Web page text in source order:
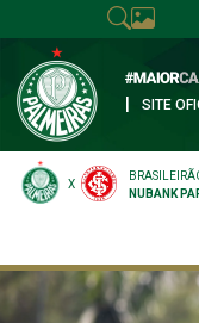
SITE
X
NUBANK